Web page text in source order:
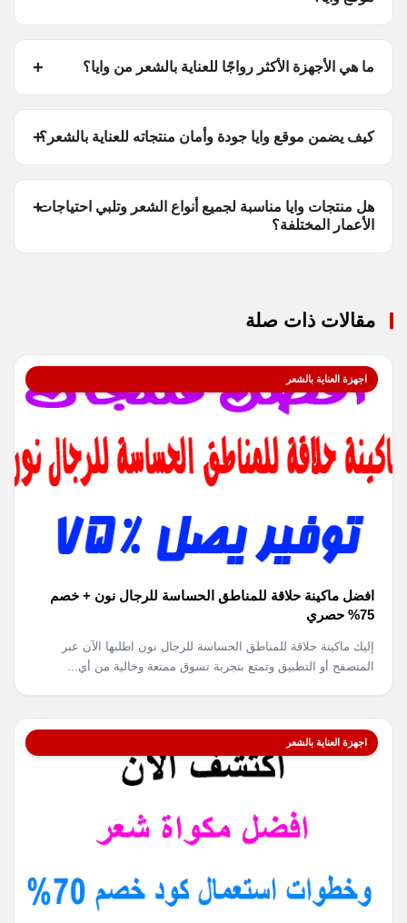
ما هي الأجهزة الأكثر رواجًا للعناية بالشعر من وايا؟
كيف يضمن موقع وايا جودة وأمان منتجاته للعناية بالشعر؟
هل منتجات وايا مناسبة لجميع أنواع الشعر وتلبي احتياجات
الأعمار المختلفة؟
مقالات ذات صلة
اجهزة العناية بالشعر
افضل ماكينة حلاقة للمناطق الحساسة للرجال نون + خصم
75% حصري
إليك ماكينة حلاقة للمناطق الحساسة للرجال نون اطلبها الآن عبر
المتصفح أو التطبيق وتمتع بتجربة تسوق ممتعة وخالية من أي...
اجهزة العناية بالشعر